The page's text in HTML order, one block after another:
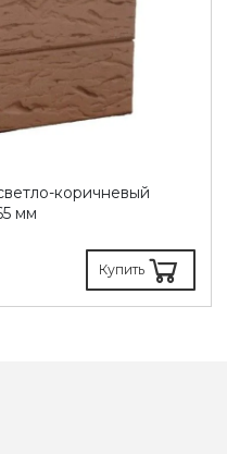
коричневый
мм
Купить